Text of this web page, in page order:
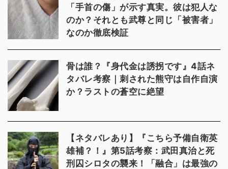
「手首の傷」が示す真実。彼は犯人な
のか？それとも武尊と同じ「被害者」
なのか徹底検証
骨は誰？『身代金は誘拐です』4話ネ
タバレ考察｜刺された熊守は自作自演
か？ラストの蒼空に絶望
【ネタバレあり】『こちら予備自衛英
雄補？！』第5話考察：武田真治と死
刑囚シロタの襲来！「融合」は最強の